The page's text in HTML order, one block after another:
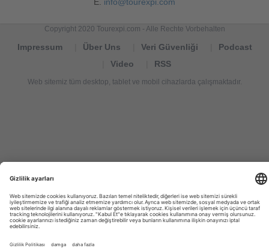
Copyright 2020 Tourexpi.com - Alle Rechte Vorbehalten
Impressum Über Uns Veri Güvenliği
Podcast
Video
RSS
Web sitemiz tüm desktop, tablet ve mobil cihazlarda çalışmaktadır.
de
Tourismus
Nachrichten,
новости